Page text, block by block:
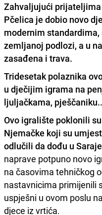
Zahvaljujući
Pčelica je dobio novo
modernim
zemljanoj podlozi, a u
zasađena i trava.
Tridesetak polaznika
u dječijim igrama na
ljuljačkama,
Ovo igralište poklonili
Njemačke koji su
odlučili da dođu u
naprave potpuno novo
na časovima tehničkog
nastavnicima primijenili
uspješni u ovom poslu
djece iz vrtića.